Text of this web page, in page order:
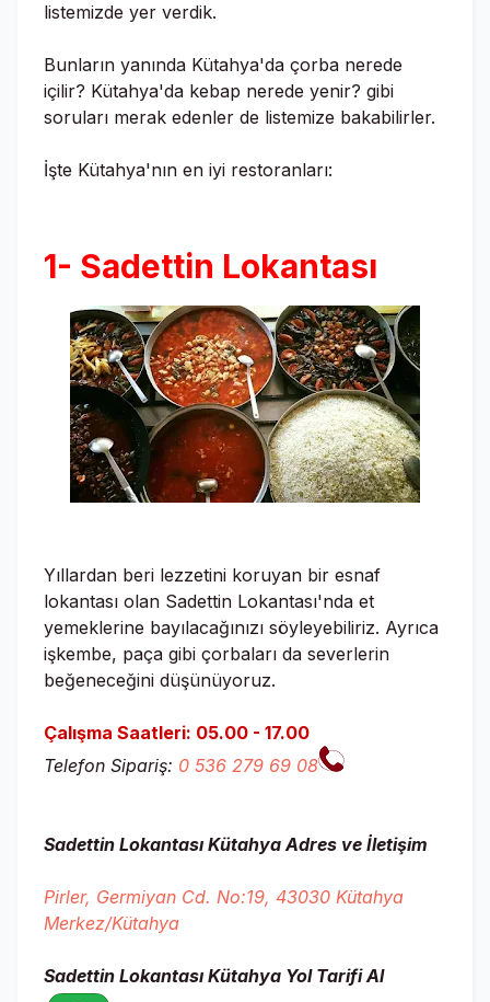
listemizde yer verdik.
Bunların yanında Kütahya'da çorba nerede
içilir? Kütahya'da kebap nerede yenir? gibi
soruları merak edenler de listemize bakabilirler.
İşte Kütahya'nın en iyi restoranları:
1- Sadettin Lokantası
Yıllardan beri lezzetini koruyan bir esnaf
lokantası olan Sadettin Lokantası'nda et
yemeklerine bayılacağınızı söyleyebiliriz. Ayrıca
işkembe, paça gibi çorbaları da severlerin
beğeneceğini düşünüyoruz.
Çalışma Saatleri: 05.00 - 17.00
Telefon Sipariş: 0 536 279 69 08
Sadettin Lokantası Kütahya Adres ve İletişim
Pirler, Germiyan Cd. No:19, 43030 Kütahya
Merkez/Kütahya
Sadettin Lokantası Kütahya Yol Tarifi Al